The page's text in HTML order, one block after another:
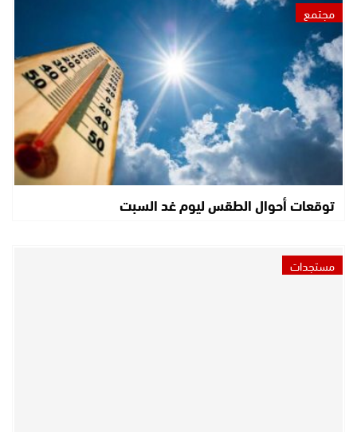
مجتمع
توقعات أحوال الطقس ليوم غد السبت
مستجدات